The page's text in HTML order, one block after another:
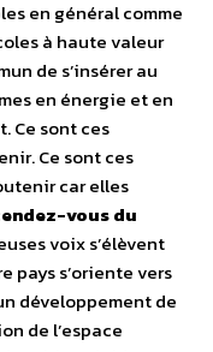
en général comme
à haute valeur
de s’insérer au
en énergie et en
Ce sont ces
Ce sont ces
car elles
vous du
voix s’élèvent
pays s’oriente vers
développement de
de l’espace